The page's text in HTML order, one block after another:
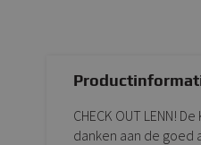
CHECK OUT LENN!
danken aan de goed